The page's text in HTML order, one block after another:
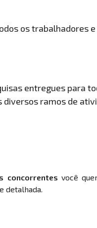
os trabalhadores
entregues para
diversos ramos de
concorrentes você
detalhada.